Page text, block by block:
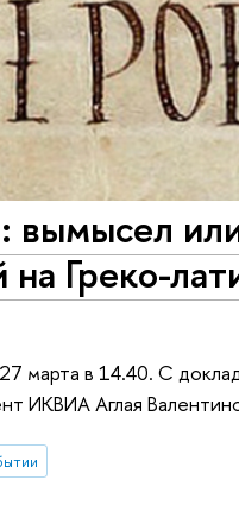
вымысел
Греко-
марта в 14.40. С
ИКВИА Аглая